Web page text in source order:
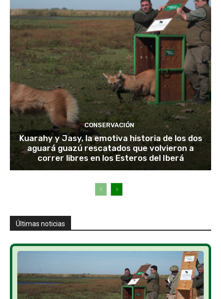
CONSERVACIÓN
Kuarahy y Jasy, la emotiva historia de los dos
aguará guazú rescatados que volvieron a
correr libres en los Esteros del Iberá
Últimas noticias